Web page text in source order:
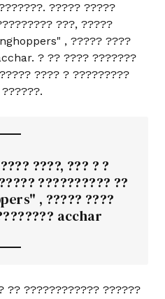
????? ?????
???, ?????
, ????? ????
? ?? ???? ???????
???? ? ?????????
????, ??? ? ?
?????????? ??
, ????? ????
acchar
?? ???????????? ??????